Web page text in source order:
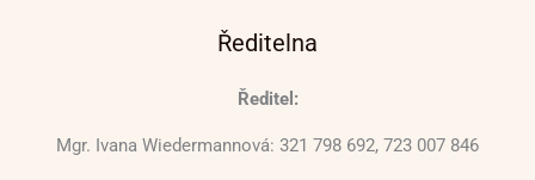
Ředitelna
Ředitel:
Mgr. Ivana Wiedermannová: 321 798 692, 723 007 846